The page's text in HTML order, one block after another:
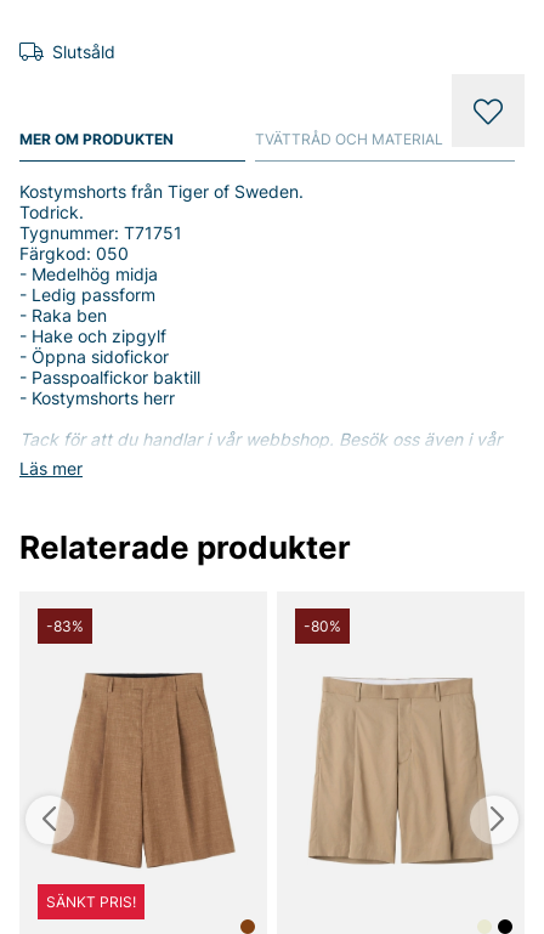
Slutsåld
MER OM PRODUKTEN
Läs mer
Kostymshorts från Tiger of Sweden.
Todrick.
Tygnummer: T71751
Färgkod: 050
- Medelhög midja
- Ledig passform
- Raka ben
- Hake och zipgylf
- Öppna sidofickor
- Passpoalfickor baktill
- Kostymshorts herr
Tack för att du handlar i vår webbshop. Besök oss även i vår
butik i Vingåker.
TVÄTTRÅD OCH MATERIAL
Relaterade produkter
-83%
SÄNKT PRIS!
-80%